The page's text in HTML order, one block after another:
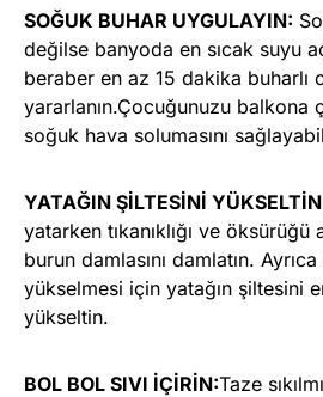
SOĞUK BUHAR UYGULAYIN:
değilse banyoda en sıcak suyu
beraber en az 15 dakika buharlı
yararlanın.Çocuğunuzu balkona
soğuk hava solumasını
YATAĞIN ŞİLTESİNİ
yatarken tıkanıklığı ve öksürüğü
burun damlasını damlatın.
yükselmesi için yatağın şiltesini
yükseltin.
BOL BOL SIVI İÇİRİN:Taze